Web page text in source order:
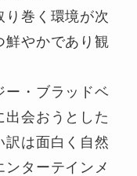
り巻く環境が次
鮮やかであり観
ー・ブラッドベ
出会おうとした
訳は面白く自然
ンターテインメ